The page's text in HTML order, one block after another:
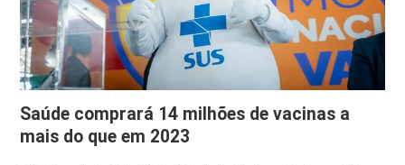
Saúde comprará 14 milhões de vacinas a
mais do que em 2023